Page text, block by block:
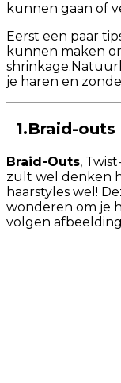
kunnen gaan of
Eerst een paar
kunnen maken
je haren en
1.Braid-outs
Braid-Outs,
zult wel denken
haarstyles wel!
wonderen om je
volgen